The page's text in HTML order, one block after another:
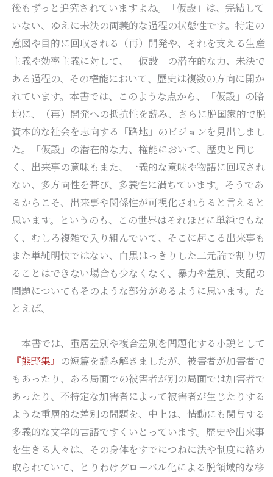
後もずっと追究されていますよね。「仮設」は、完結して
いない、ゆえに未決の両義的な過程の状態性です。特定の
意図や目的に回収される（再）開発や、それを支える生産
主義や効率主義に対して、「仮設」の潜在的な力、未決で
ある過程の、その権能において、歴史は複数の方向に開か
れています。本書では、このような点から、「仮設」の路
地に、（再）開発への抵抗性を読み、さらに脱国家的で脱
資本的な社会を志向する「路地」のビジョンを見出しまし
た。「仮設」の潜在的な力、権能において、歴史と同じ
く、出来事の意味もまた、一義的な意味や物語に回収され
ない、多方向性を帯び、多義性に満ちています。そうであ
るからこそ、出来事や関係性が可視化されうると言えると
思います。というのも、この世界はそれほどに単純でもな
く、むしろ複雑で入り組んでいて、そこに起こる出来事も
また単純明快ではない、白黒はっきりした二元論で割り切
ることはできない場合も少なくなく、暴力や差別、支配の
問題についてもそのような部分があるように思います。た
とえば、
本書では、重層差別や複合差別を問題化する小説として
『熊野集』 の短篇を読み解きましたが、被害者が加害者で
もあったり、ある局面での被害者が別の局面では加害者で
あったり、不特定な加害者によって被害者が生じたりする
ような重層的な差別の問題を、中上は、情動にも関与する
多義的な文学的言語ですくいとっています。歴史や出来事
を生きる人々は、その身体をすでにつねに法や制度に絡め
取られていて、とりわけグローバル化による脱領域的な移